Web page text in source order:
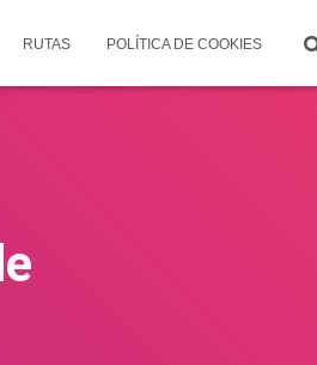
RUTAS POLÍTICA DE COOKIES